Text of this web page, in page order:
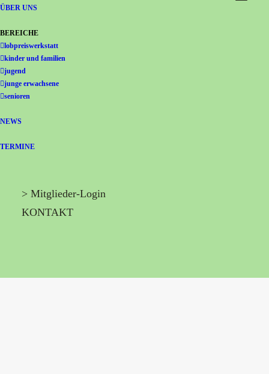
Gemeinschaft Immanuel
ÜBER UNS
BEREICHE
lobpreiswerkstatt
kinder und familien
jugend
junge erwachsene
senioren
NEWS
TERMINE
> Mitglieder-Login
KONTAKT